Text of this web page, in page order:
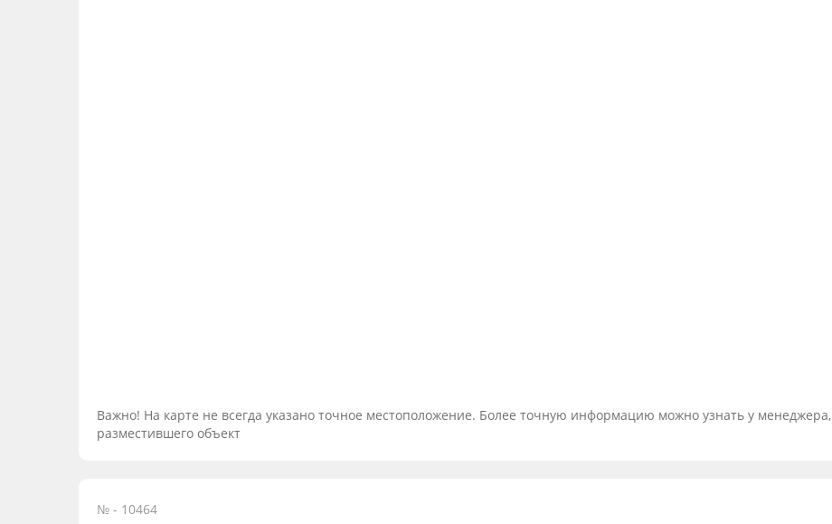
Важно! На карте не всегда указано точное местоположение. Более точную информацию можно узнать у менеджера,
разместившего объект
№ - 10464